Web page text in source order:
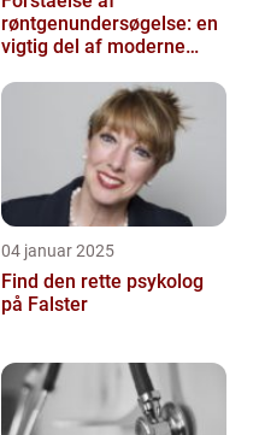
røntgenundersøgelse: en
vigtig del af moderne
04 januar 2025
Find den rette psykolog
på Falster